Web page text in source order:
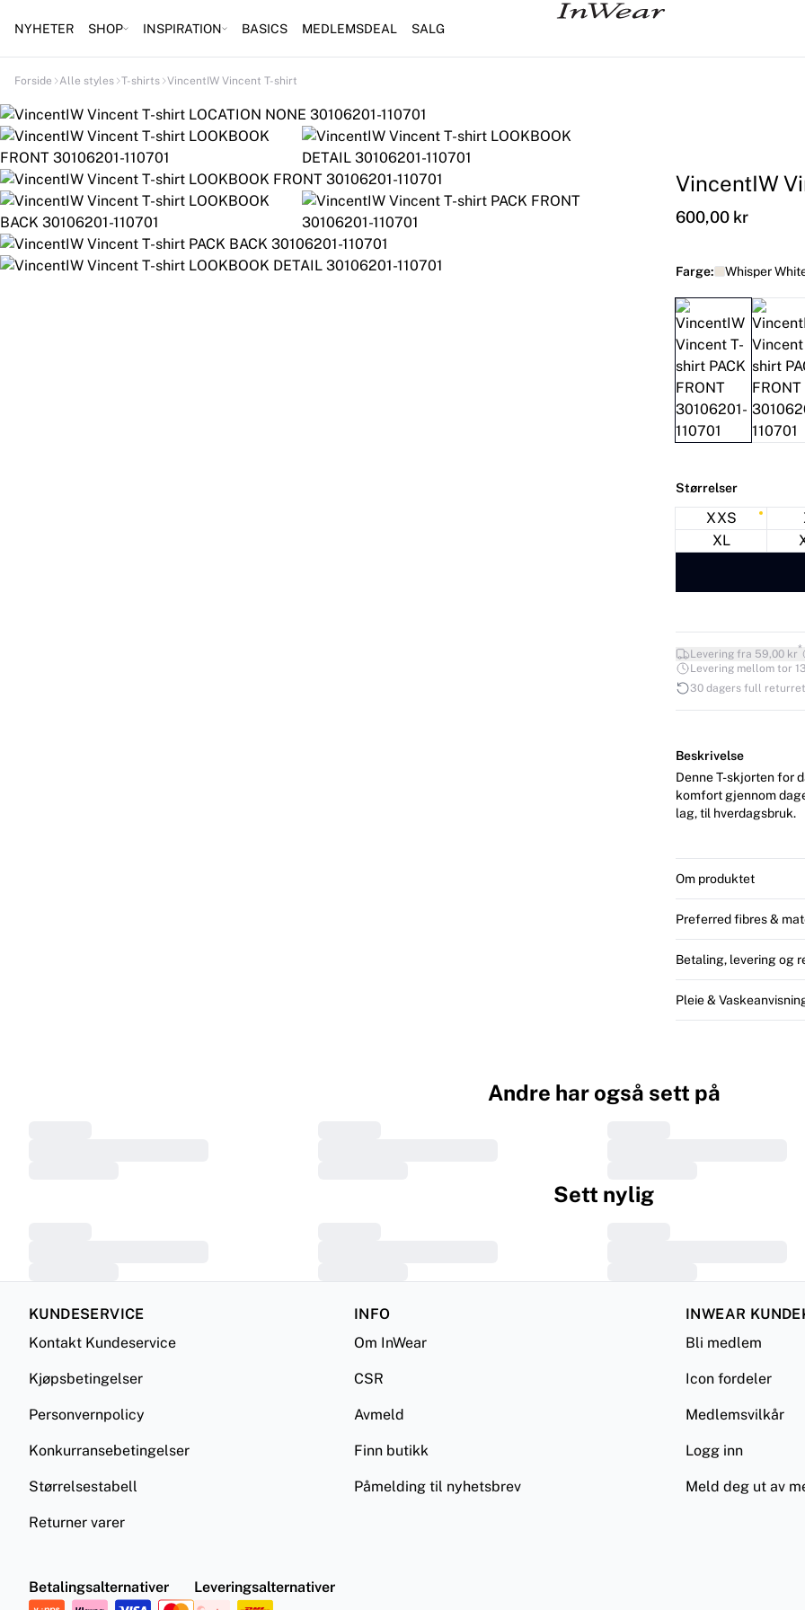
NYHETER SHOP INSPIRATION BASICS MEDLEMSDEAL SALG
Forside Alle styles T-shirts VincentIW Vincent T-shirt
VincentIW
600,00 kr
Farge: Whisper
Størrelser
XXS
XL
Levering fra 59,00 kr*
Levering mellom tor
30 dagers full
Beskrivelse
Denne T-skjorten for
komfort gjennom
lag, til hverdagsbruk.
Om produktet
Preferred fibres &
Betaling, levering og
Pleie &
Andre har også sett på
Sett nylig
KUNDESERVICE
Kontakt Kundeservice
Kjøpsbetingelser
Personvernpolicy
Konkurransebetingelser
Størrelsestabell
Returner varer
INFO
Om InWear
CSR
Avmeld
Finn butikk
Påmelding til nyhetsbrev
INWEAR
Bli medlem
Icon fordeler
Medlemsvilkår
Logg inn
Meld deg ut av
Betalingsalternativer Leveringsalternativer